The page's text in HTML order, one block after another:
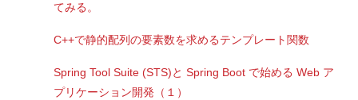
てみる。
C++で静的配列の要素数を求めるテンプレート関数
Spring Tool Suite (STS)と Spring Boot で始める Web ア
プリケーション開発（１）